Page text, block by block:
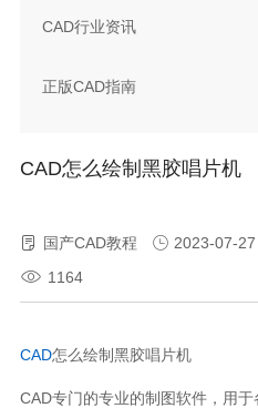
CAD行业资讯
正版CAD指南
CAD 怎么绘制黑胶唱片机
国产CAD教程
2023-07-
1164
CAD怎么绘制黑胶唱片机
CAD专门的专业的制图软件，用